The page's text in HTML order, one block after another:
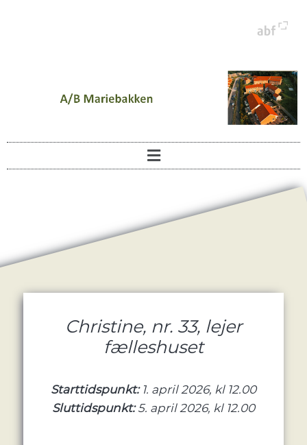
Christine, nr. 33, lejer
fælleshuset
Starttidspunkt: 1. april 2026, kl 12.00
Sluttidspunkt:5. april 2026, kl 12.00